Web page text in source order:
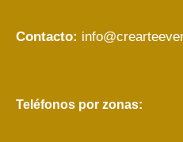
Contacto:
Teléfonos por zonas: